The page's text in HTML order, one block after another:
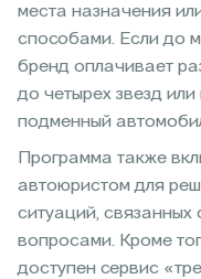
места назначения
способами. Если до
бренд оплачивает
до четырех звезд
подменный
Программа также
автоюристом для
ситуаций,
вопросами. Кроме
доступен сервис